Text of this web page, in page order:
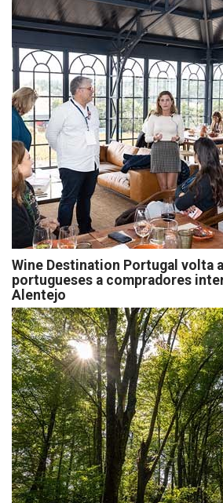
Wine Destination Portugal volta
portugueses a compradores
Alentejo